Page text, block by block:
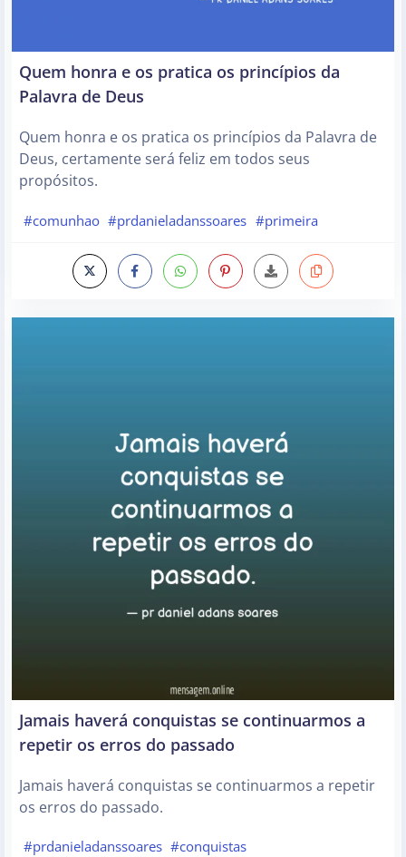
Quem honra e os pratica os princípios da
Palavra de Deus
Quem honra e os pratica os princípios da Palavra de
Deus, certamente será feliz em todos seus
propósitos.
#comunhao #prdanieladanssoares #primeira
Jamais haverá conquistas se continuarmos a
repetir os erros do passado
Jamais haverá conquistas se continuarmos a repetir
os erros do passado.
#prdanieladanssoares #conquistas